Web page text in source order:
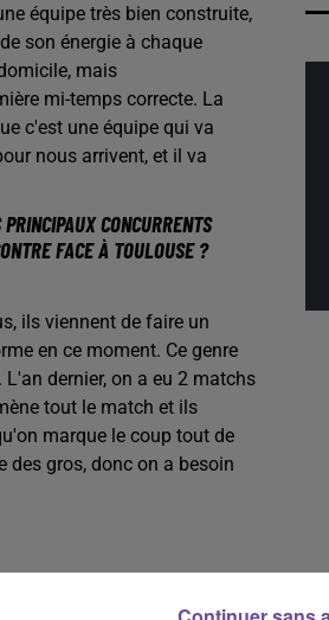
équipe très bien construite,
son énergie à chaque
mais
mi-temps correcte. La
c'est une équipe qui va
nous arrivent, et il va
CONCURRENTS
FACE À TOULOUSE ?
ils viennent de faire un
en ce moment. Ce genre
dernier, on a eu 2 matchs
tout le match et ils
marque le coup tout de
des gros, donc on a besoin